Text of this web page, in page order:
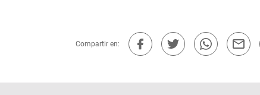
Compartir en: